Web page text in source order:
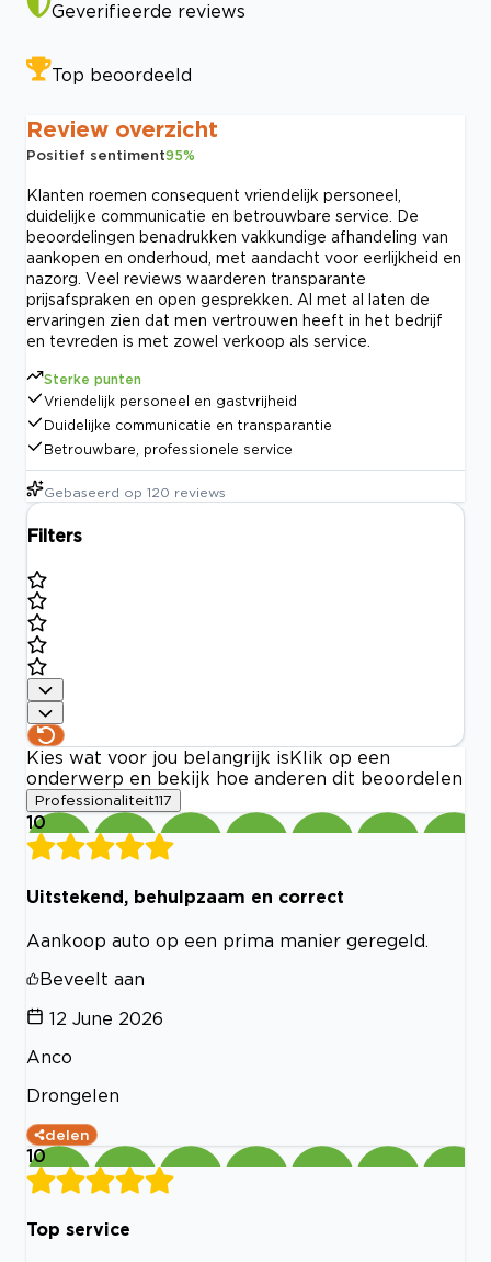
Geverifieerde reviews
Top beoordeeld
Review overzicht
Positief sentiment95%
Klanten roemen consequent vriendelijk personeel,
duidelijke communicatie en betrouwbare service. De
beoordelingen benadrukken vakkundige afhandeling van
aankopen en onderhoud, met aandacht voor eerlijkheid en
nazorg. Veel reviews waarderen transparante
prijsafspraken en open gesprekken. Al met al laten de
ervaringen zien dat men vertrouwen heeft in het bedrijf
en tevreden is met zowel verkoop als service.
Sterke punten
Vriendelijk personeel en gastvrijheid
Duidelijke communicatie en transparantie
Betrouwbare, professionele service
Gebaseerd op 120 reviews
Filters
Kies wat voor jou belangrijk is Klik op een
onderwerp en bekijk hoe anderen dit beoordelen
Professionaliteit117
10
Uitstekend, behulpzaam en correct
Aankoop auto op een prima manier geregeld.
Beveelt aan
12 June 2026
Anco
Drongelen
delen
10
Top service